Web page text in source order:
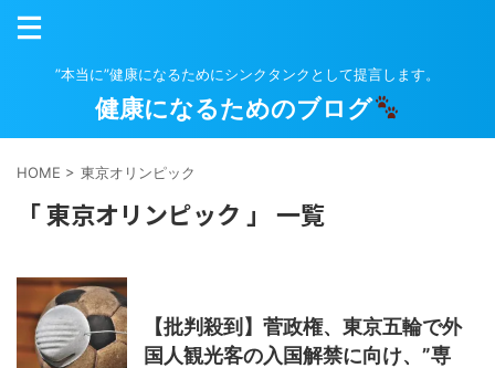
”本当に”健康になるためにシンクタンクとして提言します。
健康になるためのブログ
HOME > 東京オリンピック
「 東京オリンピック 」 一覧
【批判殺到】菅政権、東京五輪で外
国人観光客の入国解禁に向け、”専